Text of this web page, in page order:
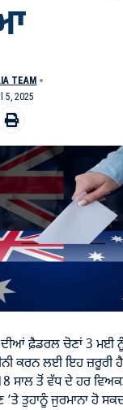
5, 2025
TEAM
ਫ਼ੈਡਰਲ ਚੋਣਾਂ 3 ਮਈ
ਕਰਨ ਲਈ ਇਹ ਜ਼ਰੂਰੀ
ਸਾਲ ਤੋਂ ਵੱਧ ਦੇ ਹਰ
’ਤੇ ਤੁਹਾਨੂੰ ਜੁਰਮਾਨਾ ਹੋ